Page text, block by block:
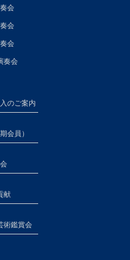
会
会
会
奏会
のご案内
会員）
献
術鑑賞会